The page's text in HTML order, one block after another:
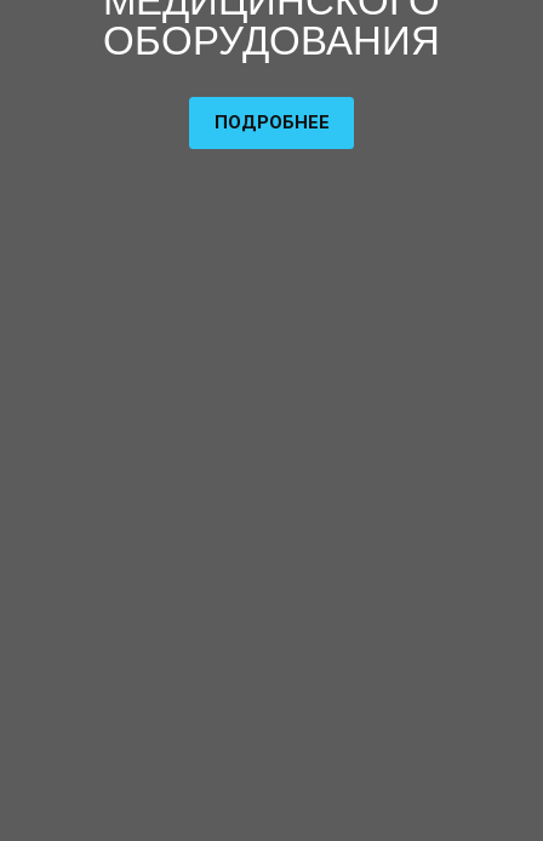
ОБОРУДОВАНИЯ
ПОДРОБНЕЕ